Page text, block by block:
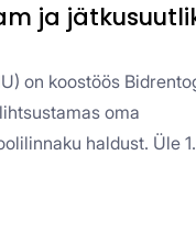
ja
on koostöös
oma
haldust. Üle